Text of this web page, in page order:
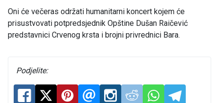
Oni će večeras održati humanitarni koncert kojem će
prisustvovati potpredsjednik Opštine Dušan Raičević
predstavnici Crvenog krsta i brojni privrednici Bara.
Podjelite: